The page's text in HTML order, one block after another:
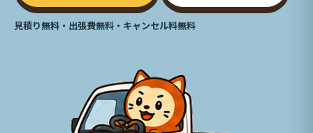
見積り無料・出張費無料・キャンセル料無料